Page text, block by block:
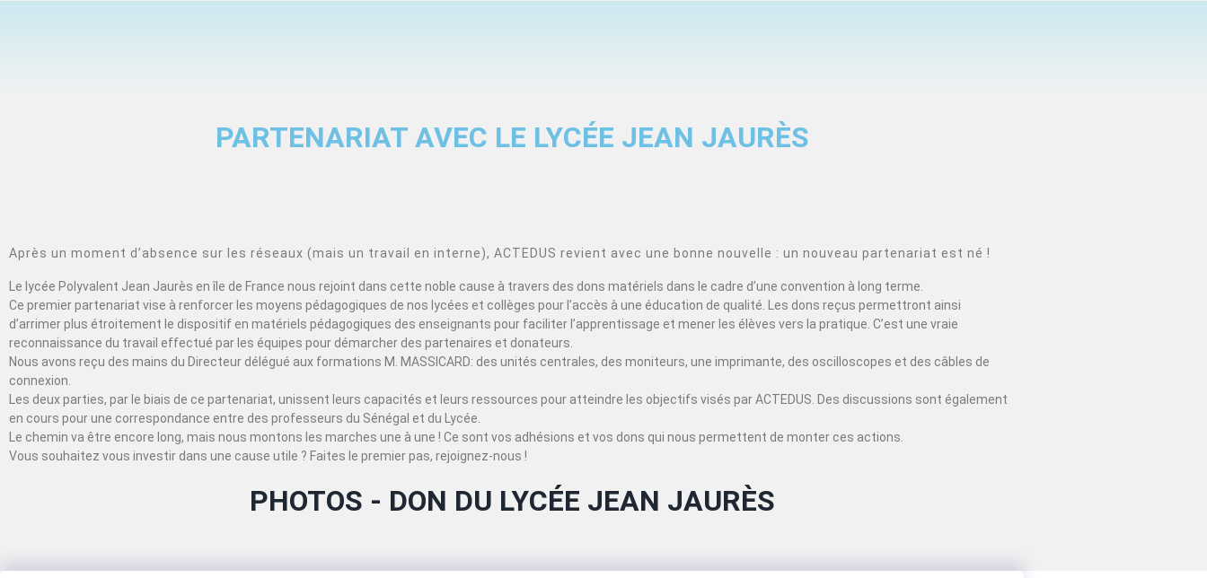
PARTENARIAT AVEC LE LYCÉE JEAN JAURÈS
Après un moment d’absence sur les réseaux (mais un travail en interne), ACTEDUS revient avec une bonne nouvelle : un nouveau partenariat est né !
Le lycée Polyvalent Jean Jaurès en île de France nous rejoint dans cette noble cause à travers des dons matériels dans le cadre d’une convention à long terme.
Ce premier partenariat vise à renforcer les moyens pédagogiques de nos lycées et collèges pour l’accès à une éducation de qualité. Les dons reçus permettront ainsi
d’arrimer plus étroitement le dispositif en matériels pédagogiques des enseignants pour faciliter l’apprentissage et mener les élèves vers la pratique. C’est une vraie
reconnaissance du travail effectué par les équipes pour démarcher des partenaires et donateurs.
Nous avons reçu des mains du Directeur délégué aux formations M. MASSICARD: des unités centrales, des moniteurs, une imprimante, des oscilloscopes et des câbles de
connexion.
Les deux parties, par le biais de ce partenariat, unissent leurs capacités et leurs ressources pour atteindre les objectifs visés par ACTEDUS. Des discussions sont également
en cours pour une correspondance entre des professeurs du Sénégal et du Lycée.
Le chemin va être encore long, mais nous montons les marches une à une ! Ce sont vos adhésions et vos dons qui nous permettent de monter ces actions.
Vous souhaitez vous investir dans une cause utile ? Faites le premier pas, rejoignez-nous !
PHOTOS - DON DU LYCÉE JEAN JAURÈS